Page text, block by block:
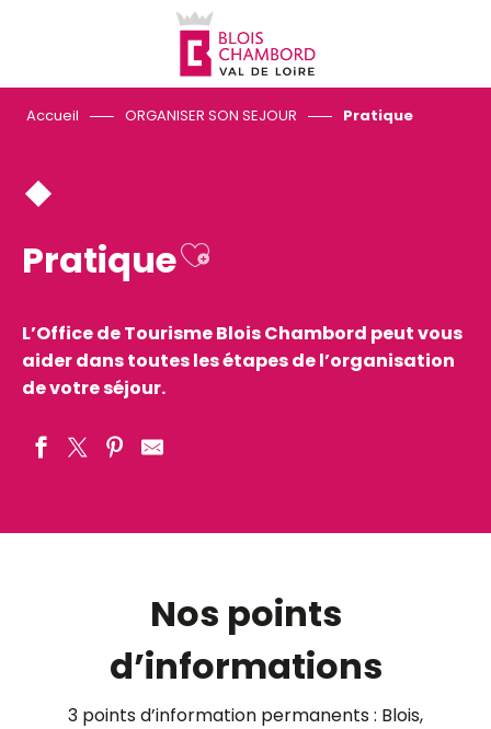
principal
Accueil ORGANISER SON SEJOUR Pratique
PratiqueAjouter aux
L’Office de Tourisme Blois Chambord peut vous
aider dans toutes les étapes de l’organisation
de votre séjour.
Nos points
d’informations
3 points d’information permanents : Blois,